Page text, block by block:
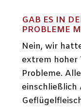
GAB ES IN
PROBLEME
Nein, wir
extrem hoher
Probleme.